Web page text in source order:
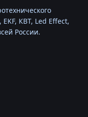
КВТ, Led Effect,
России.